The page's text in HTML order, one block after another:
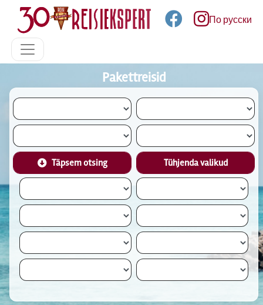
По русски
Pakettreisid
Täpsem otsing Tühjenda valikud